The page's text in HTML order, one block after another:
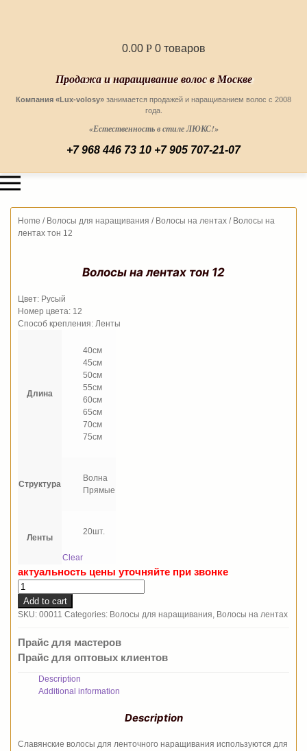
0.00 Р 0 товаров
Продажа и наращивание волос в Москве
Компания «Lux-volosy» занимается продажей и наращиванием волос с 2008
года.
«Естественность в стиле ЛЮКС!»
+7 968 446 73 10 +7 905 707-21-07
Home / Волосы для наращивания / Волосы на лентах / Волосы на
лентах тон 12
Волосы на лентах тон 12
Цвет: Русый
Номер цвета: 12
Способ крепления: Ленты
Длина
40см
45см
50см
55см
60см
65см
70см
75см
Структура
Волна
Прямые
Ленты
20шт.
Clear
актуальность цены уточняйте при звонке
Волосы
на
лентах
quantity
Add to cart
SKU: 00011 Categories: Волосы для наращивания, Волосы на лентах
Прайс для мастеров
Прайс для оптовых клиентов
Description
Additional information
Description
Славянские волосы для ленточного наращивания используются для